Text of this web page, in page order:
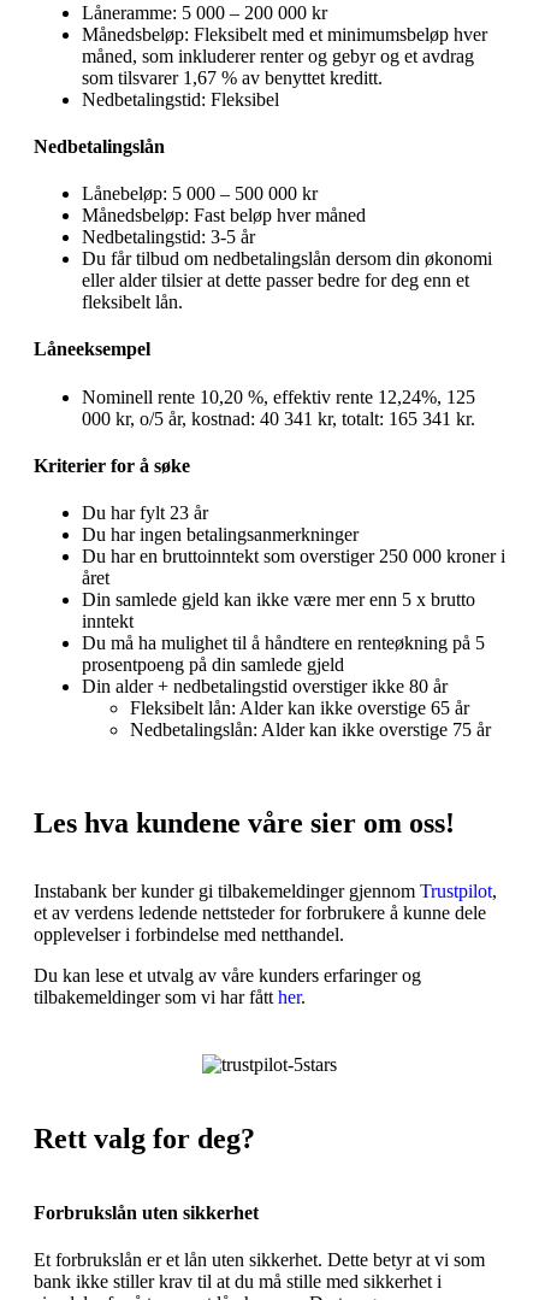
Låneramme: 5 000 – 200 000 kr
Månedsbeløp: Fleksibelt med et minimumsbeløp hver
måned, som inkluderer renter og gebyr og et avdrag
som tilsvarer 1,67 % av benyttet kreditt.
Nedbetalingstid: Fleksibel
Nedbetalingslån
Lånebeløp: 5 000 – 500 000 kr
Månedsbeløp: Fast beløp hver måned
Nedbetalingstid: 3-5 år
Du får tilbud om nedbetalingslån dersom din økonomi
eller alder tilsier at dette passer bedre for deg enn et
fleksibelt lån.
Låneeksempel
Nominell rente 10,20 %, effektiv rente 12,24%, 125
000 kr, o/5 år, kostnad: 40 341 kr, totalt: 165 341 kr.
Kriterier for å søke
Du har fylt 23 år
Du har ingen betalingsanmerkninger
Du har en bruttoinntekt som overstiger 250 000 kroner i
året
Din samlede gjeld kan ikke være mer enn 5 x brutto
inntekt
Du må ha mulighet til å håndtere en renteøkning på 5
prosentpoeng på din samlede gjeld
Din alder + nedbetalingstid overstiger ikke 80 år
Fleksibelt lån: Alder kan ikke overstige 65 år
Nedbetalingslån: Alder kan ikke overstige 75 år
Les hva kundene våre sier om oss!
Instabank ber kunder gi tilbakemeldinger gjennom Trustpilot,
et av verdens ledende nettsteder for forbrukere å kunne dele
opplevelser i forbindelse med netthandel.
Du kan lese et utvalg av våre kunders erfaringer og
tilbakemeldinger som vi har fått her.
Rett valg for deg?
Forbrukslån uten sikkerhet
Et forbrukslån er et lån uten sikkerhet. Dette betyr at vi som
bank ikke stiller krav til at du må stille med sikkerhet i